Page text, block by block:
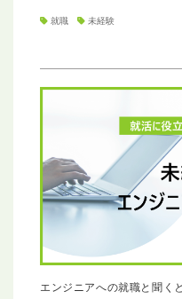
就職 未経験
エンジニアへの就職と聞く